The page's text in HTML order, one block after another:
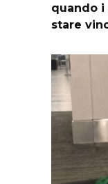
quando
stare